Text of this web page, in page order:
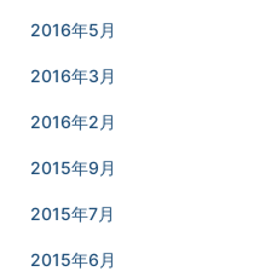
2016年5月
2016年3月
2016年2月
2015年9月
2015年7月
2015年6月